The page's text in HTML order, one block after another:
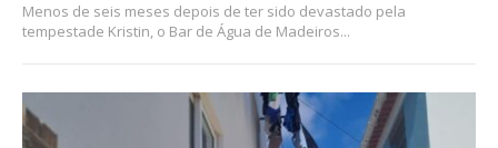
Menos de seis meses depois de ter sido devastado pela
tempestade Kristin, o Bar de Água de Madeiros...